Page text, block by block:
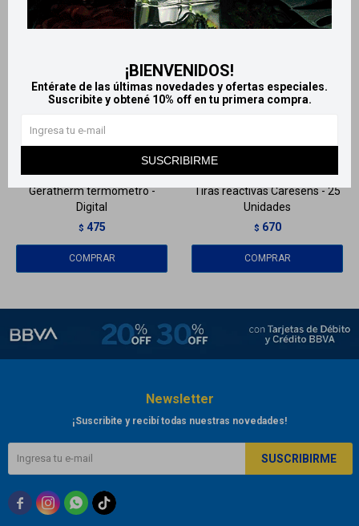
¡BIENVENIDOS!
Entérate de las últimas novedades y ofertas especiales.
Suscribite y obtené 10% off en tu primera compra.
SUSCRIBIRME
LlegaHOY
Geratherm termómetro -
Digital
$ 475
Tiras reactivas Caresens - 25
Unidades
$ 670
Newsletter
¡Suscribite y recibí todas nuestras novedades!
SUSCRIBIRME
  